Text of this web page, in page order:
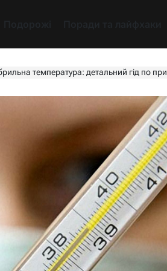
температура: детальний гід по